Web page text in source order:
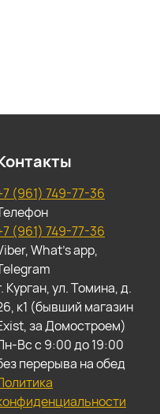
(961) 749-77-36
(961) 749-77-36
What's app,
Курган, ул. Томина, д.
к1 (бывший магазин
за Домостроем)
Вс с 9:00 до 19:00
перерыва на обед